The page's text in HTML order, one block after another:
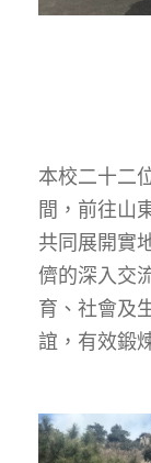
本校二十二
間，前往山
共同展開實
儕的深入交
育、社會及
誼，有效鍛